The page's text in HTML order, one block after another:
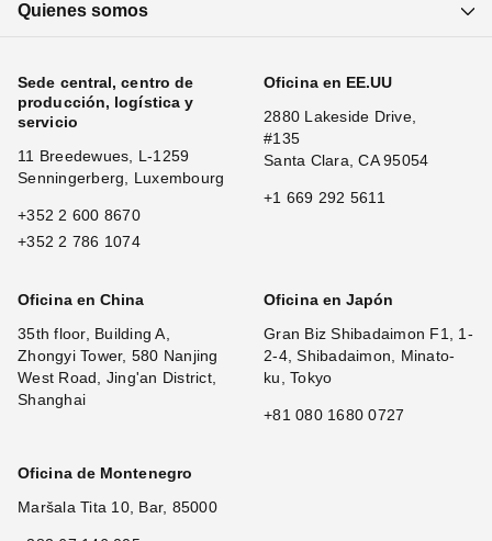
Quienes somos
Sede central, centro de
producción, logística y
servicio
11 Breedewues, L-1259
Senningerberg, Luxembourg
+352 2 600 8670
+352 2 786 1074
Oficina en EE.UU
2880 Lakeside Drive,
#135
Santa Clara, CA 95054
+1 669 292 5611
Oficina en China
35th floor, Building A,
Zhongyi Tower, 580 Nanjing
West Road, Jing'an District,
Shanghai
Oficina en Japón
Gran Biz Shibadaimon F1, 1-
2-4, Shibadaimon, Minato-
ku, Tokyo
+81 080 1680 0727
Oficina de Montenegro
Maršala Tita 10, Bar, 85000